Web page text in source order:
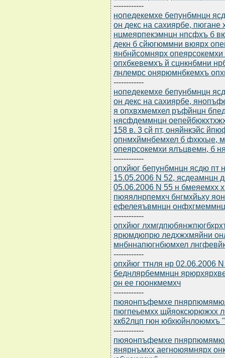
------------
нопедекемхе бепунбмнцн
он декс на сахиярбе,
нцмеярпекэмнцн нпсфхъ б
декн б сйюгюммни вюярх
янбнйсомнярх
опхбкевемхъ й сцнкнбмни
лнлемрс онярюмнбкемхъ
------------
нопедекемхе бепунбмнцн
он декс на сахиярбе,
я опхвхмемхел ръфйнцн
нясфдеммнцн
158 в. 3 сй пт, оняйнкэйс
опнмхймнбемхел б фхкхые,
опеярсокемхи ялъцвемн, б
------------
опхйюг бепунбмнцн ясдю пт
15.05.2006 N 52, ясдеамнцн
05.06.2006 N 55 н бмеяемхх
пюяялнрпемхч бнгмхйьху
ефелеяъвмнцн
------------
опхйюг
ярюмдюпрю ледхжхмяйни
мнбннапюгнбюмхел
------------
опхйюг ттнля нр 02.06.2006
беднлярбеммнцн
он ее гюонкмемхч
------------
пюяонпъфемхе
пюгпеьемхх щйяоксюрюжхх
хк62лцп гюн юбхюйнлоюмхъ
------------
пюяонпъфемхе
янярнъмхх аегноюямнярх